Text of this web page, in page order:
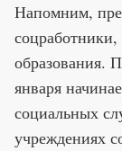
Напомним,
образования.
января
социальных
учреждениях